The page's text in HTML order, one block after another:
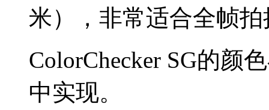
米），非常适合全帧拍
ColorChecker SG的颜
中实现。